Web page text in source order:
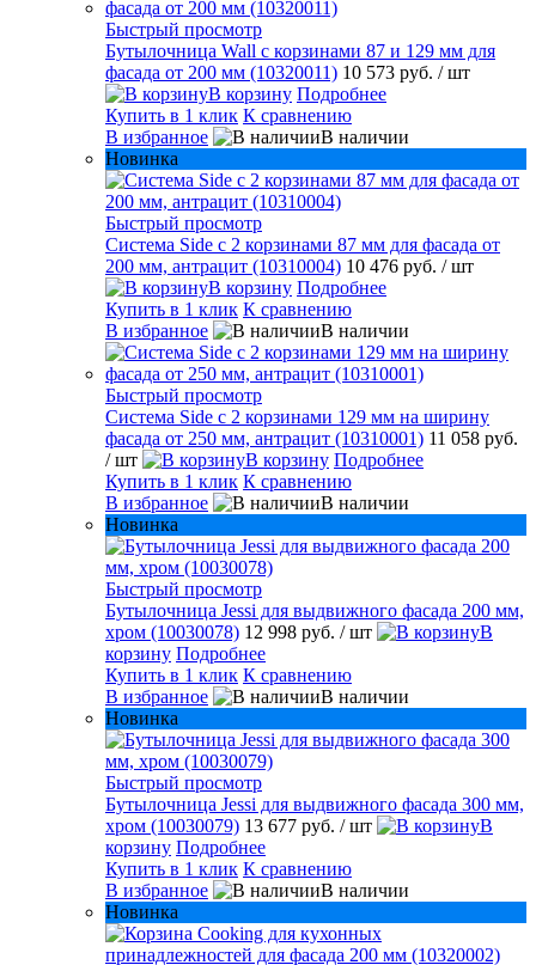
Быстрый просмотр
Бутылочница Wall с корзинами 87 и 129 мм для
фасада от 200 мм (10320011) 10 573 руб. / шт
В корзину Подробнее
Купить в 1 клик К сравнению
В избранное
В наличии
Новинка
Быстрый просмотр
Система Side с 2 корзинами 87 мм для фасада от
200 мм, антрацит (10310004) 10 476 руб. / шт
В корзину Подробнее
Купить в 1 клик К сравнению
В избранное
В наличии
Быстрый просмотр
Система Side c 2 корзинами 129 мм на ширину
фасада от 250 мм, антрацит (10310001) 11 058 руб.
/ шт
В корзину Подробнее
Купить в 1 клик К сравнению
В избранное
В наличии
Новинка
Быстрый просмотр
Бутылочница Jessi для выдвижного фасада 200 мм,
хром (10030078) 12 998 руб. / шт
В
корзину Подробнее
Купить в 1 клик К сравнению
В избранное
В наличии
Новинка
Быстрый просмотр
Бутылочница Jessi для выдвижного фасада 300 мм,
хром (10030079) 13 677 руб. / шт
В
корзину Подробнее
Купить в 1 клик К сравнению
В избранное
В наличии
Новинка